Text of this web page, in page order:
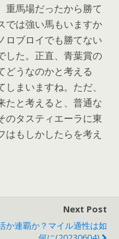
重馬場だったから勝て
では強い馬もいますか
ロブロイでも勝てない
した。正直、青葉賞の
どうなのかと考える
まいますね。ただ、
たと考えると、普通な
のタスティエーラに東
もしかしたらを考え
Next Post
か連覇か？マイル適性は如